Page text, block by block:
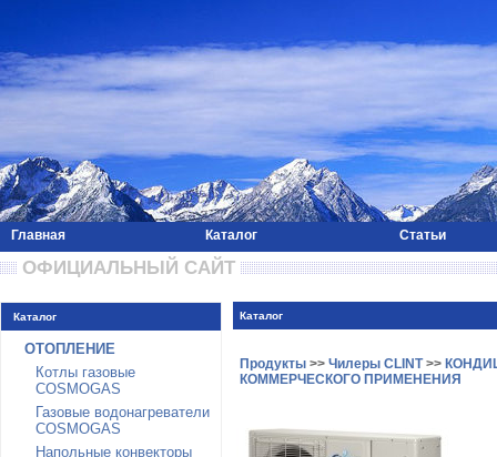
Главная Каталог Статьи
ОФИЦИАЛЬНЫЙ САЙТ
Каталог
ОТОПЛЕНИЕ
Котлы газовые
COSMOGAS
Газовые водонагреватели
COSMOGAS
Напольные конвекторы
Каталог
Продукты >> Чилеры CLINT>>
КОММЕРЧЕСКОГО ПРИМЕНЕНИЯ